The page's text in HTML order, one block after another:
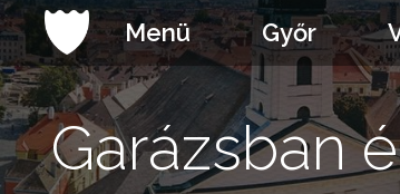
Ugrás
a
tartalomhoz
Menü Győr
Garázsban